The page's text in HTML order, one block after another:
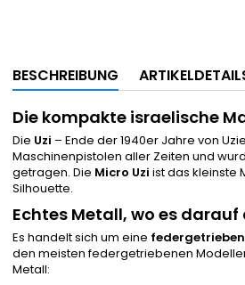
BESCHREIBUNG
Die kompakte israelische
Die Uzi – Ende der 1940er Jahre von
Maschinenpistolen aller Zeiten und
getragen. Die Micro Uzi ist das kleinste
Silhouette.
Echtes Metall, wo es
Es handelt sich um eine
den meisten federgetriebenen
Metall: